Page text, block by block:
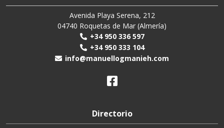
Avenida Playa Serena, 212
04740 Roquetas de Mar (Almería)
+34 950 336 597
+34 950 333 104
info@manuellogmanieh.com
Directorio